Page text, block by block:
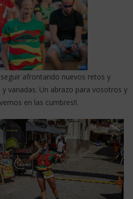
afrontando nuevos retos y
variadas. Un abrazo para vosotros y
en las cumbres!!.